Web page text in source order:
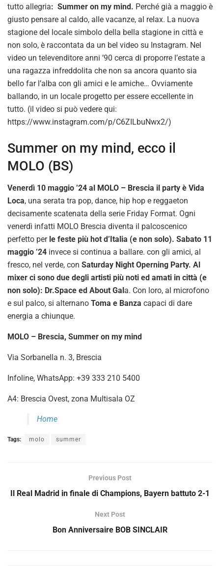
tutto allegria: Summer on my mind. Perché già a maggio è
giusto pensare al caldo, alle vacanze, al relax. La nuova
stagione del locale simbolo della bella stagione in città e
non solo, è raccontata da un bel video su Instagram. Nel
video un televenditore anni ’90 cerca di proporre l’estate a
una ragazza infreddolita che non sa ancora quanto sia
bello far l’alba con gli amici e le amiche… Ovviamente
ballando, in un locale progetto per essere eccellente in
tutto. (il video si può vedere qui:
https://www.instagram.com/p/C6ZILbuNwx2/)
Summer on my mind, ecco il
MOLO (BS)
Venerdì 10 maggio ’24 al MOLO – Brescia il party è Vida
Loca, una serata tra pop, dance, hip hop e reggaeton
decisamente scatenata della serie Friday Format. Ogni
venerdì infatti MOLO Brescia diventa il palcoscenico
perfetto perle feste più hot d’Italia (e non solo). Sabato 11
maggio ’24 invece si continua a ballare. con gli amici, al
fresco, nel verde, con Saturday Night Operning Party. Al
mixer ci sono due degli artisti più noti ed amati in città (e
non solo): Dr.Space ed About Gala. Con loro, al microfono
e sul palco, si alternano Toma e Banza capaci di dare
energia a chiunque.
MOLO – Brescia, Summer on my mind
Via Sorbanella n. 3, Brescia
Infoline, WhatsApp: +39 333 210 5400
A4: Brescia Ovest, zona Multisala OZ
Home
Tags: molo summer
Previous Post
Il Real Madrid in finale di Champions, Bayern battuto 2-1
Next Post
Bon Anniversaire BOB SINCLAIR